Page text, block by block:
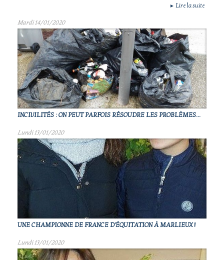
► Lire la suite
Mardi 14/01/2020
INCIVILITÉS : ON PEUT PARFOIS RÉSOUDRE LES PROBLÈMES...
Lundi 13/01/2020
UNE CHAMPIONNE DE FRANCE D'ÉQUITATION À MARLIEUX !
Lundi 13/01/2020